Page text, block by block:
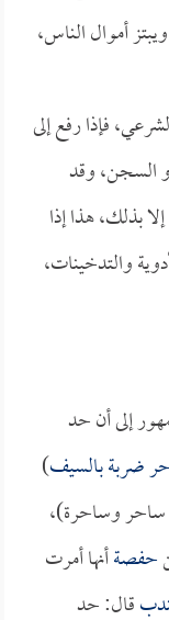
أموال الناس،
فإذا رفع إلى
السجن، وقد
بذلك، هذا إذا
والتدخينات،
إلى أن حد
ضربة بالسيف)
ساحر وساحرة)،
حفصةأنها أمرت
قال: حد